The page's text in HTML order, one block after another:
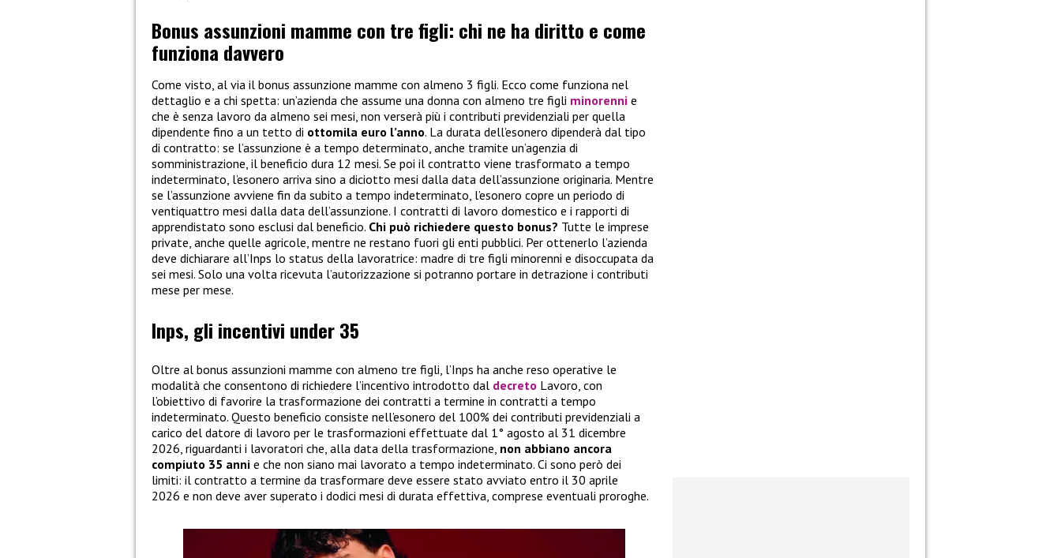
Bonus assunzioni mamme con tre figli: chi ne ha diritto e come
funziona davvero
Come visto, al via il bonus assunzione mamme con almeno 3 figli. Ecco come funziona nel
dettaglio e a chi spetta: un’azienda che assume una donna con almeno tre figli minorenni e
che è senza lavoro da almeno sei mesi, non verserà più i contributi previdenziali per quella
dipendente fino a un tetto di ottomila euro l’anno. La durata dell’esonero dipenderà dal tipo
di contratto: se l’assunzione è a tempo determinato, anche tramite un’agenzia di
somministrazione, il beneficio dura 12 mesi. Se poi il contratto viene trasformato a tempo
indeterminato, l’esonero arriva sino a diciotto mesi dalla data dell’assunzione originaria. Mentre
se l’assunzione avviene fin da subito a tempo indeterminato, l’esonero copre un periodo di
ventiquattro mesi dalla data dell’assunzione. I contratti di lavoro domestico e i rapporti di
apprendistato sono esclusi dal beneficio. Chi può richiedere questo bonus? Tutte le imprese
private, anche quelle agricole, mentre ne restano fuori gli enti pubblici. Per ottenerlo l’azienda
deve dichiarare all’Inps lo status della lavoratrice: madre di tre figli minorenni e disoccupata da
sei mesi. Solo una volta ricevuta l’autorizzazione si potranno portare in detrazione i contributi
mese per mese.
Inps, gli incentivi under 35
Oltre al bonus assunzioni mamme con almeno tre figli, l’Inps ha anche reso operative le
modalità che consentono di richiedere l’incentivo introdotto dal decreto Lavoro, con
l’obiettivo di favorire la trasformazione dei contratti a termine in contratti a tempo
indeterminato. Questo beneficio consiste nell’esonero del 100% dei contributi previdenziali a
carico del datore di lavoro per le trasformazioni effettuate dal 1° agosto al 31 dicembre
2026, riguardanti i lavoratori che, alla data della trasformazione, non abbiano ancora
compiuto 35 anni e che non siano mai lavorato a tempo indeterminato. Ci sono però dei
limiti: il contratto a termine da trasformare deve essere stato avviato entro il 30 aprile
2026 e non deve aver superato i dodici mesi di durata effettiva, comprese eventuali proroghe.